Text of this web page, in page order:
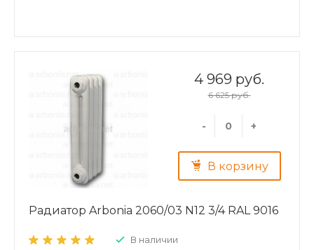
4 969 руб.
6 625 руб.
- +
В корзину
Радиатор Arbonia 2060/03 N12 3/4 RAL 9016
В наличии